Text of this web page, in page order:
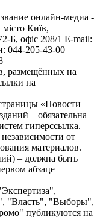
онлайн-медиа -
Київ,
офіс 208/1 E-mail:
044-205-43-00
размещённых на
на
«Новости
– обязательна
гиперссылка.
от
материалов.
– должна быть
абзаце
"Власть", "Выборы",
публикуются на